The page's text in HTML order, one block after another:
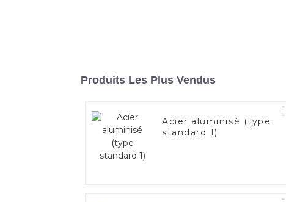
Produits Les Plus Vendus
Acier aluminisé (type
standard 1)